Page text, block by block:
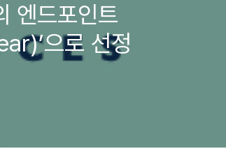
엔드포인트
으로 선정